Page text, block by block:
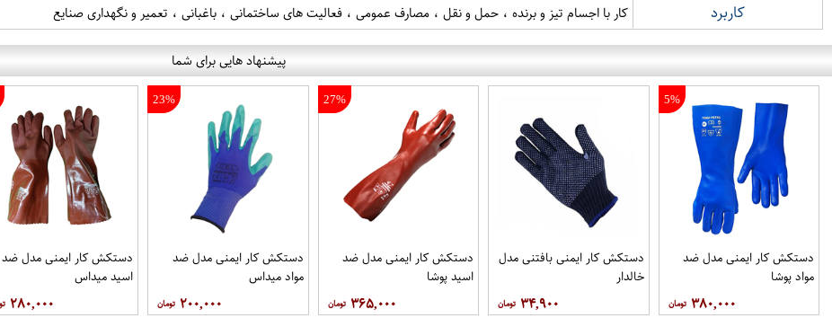
کاربرد کار با اجسام تیز و برنده ، حمل و نقل ، مصارف عمومی ، فعالیت های ساختمانی ، باغبانی ، تعمیر و نگهداری صنایع
پیشنهاد هایی برای شما
5%
دستکش کار ایمنی مدل ضد
مواد پوشا
۳۸۰,۰۰۰
دستکش کار ایمنی بافتنی مدل
خالدار
۳۴,۹۰۰
27%
دستکش کار ایمنی مدل ضد
اسید پوشا
۳۶۵,۰۰۰
23%
دستکش کار ایمنی مدل ضد
مواد میداس
۲۰۰,۰۰۰
دستکش کار ایمنی مدل ضد
اسید میداس
۲۸۰,۰۰۰